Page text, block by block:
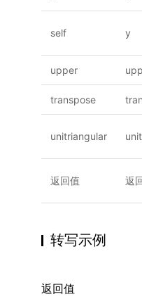
self y
upper
transpose
unitriangular
返回值 返
转写示例
返回值